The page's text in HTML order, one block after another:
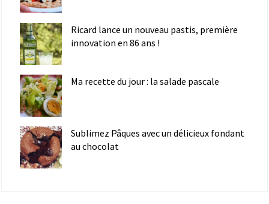
Ricard lance un nouveau pastis, première
innovation en 86 ans !
Ma recette du jour : la salade pascale
Sublimez Pâques avec un délicieux fondant
au chocolat